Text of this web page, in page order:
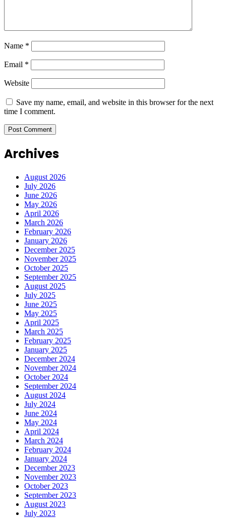
Name *
Email *
Website
Save my name, email, and website in this browser for the next
time I comment.
Archives
August 2026
July 2026
June 2026
May 2026
April 2026
March 2026
February 2026
January 2026
December 2025
November 2025
October 2025
September 2025
August 2025
July 2025
June 2025
May 2025
April 2025
March 2025
February 2025
January 2025
December 2024
November 2024
October 2024
September 2024
August 2024
July 2024
June 2024
May 2024
April 2024
March 2024
February 2024
January 2024
December 2023
November 2023
October 2023
September 2023
August 2023
July 2023